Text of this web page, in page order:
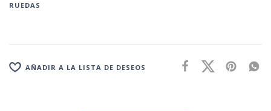
RUEDAS
AÑADIR A LA LISTA DE DESEOS